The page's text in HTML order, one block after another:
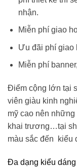
nhận.
Miễn phí giao
Ưu đãi phí giao
Miễn phí
Điểm cộng lớn tại
viên giàu kinh
mỹ cao nên những
khai trương…tại
màu sắc đến kiểu
Đa dạng kiểu